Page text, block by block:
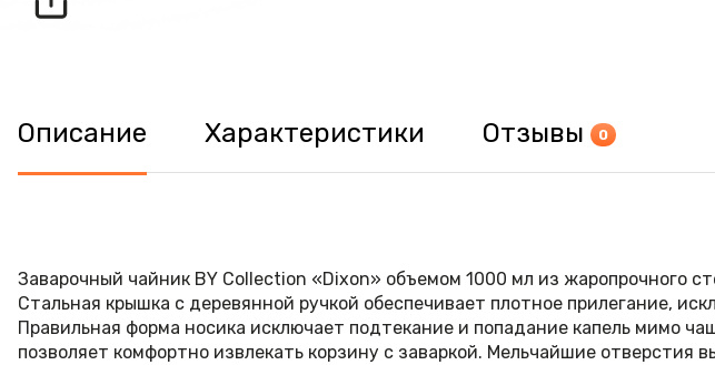
Описание Характеристики Отзывы 0
Заварочный чайник BY Collection «Dixon» объемом 1000 мл из жаропрочного
Стальная крышка с деревянной ручкой обеспечивает плотное прилегание,
Правильная форма носика исключает подтекание и попадание капель мимо
позволяет комфортно извлекать корзину с заваркой. Мельчайшие